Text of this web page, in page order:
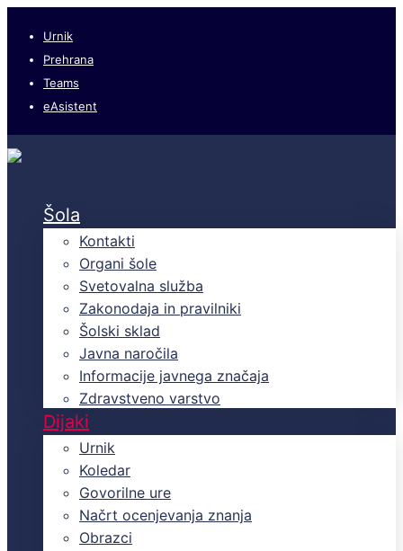
Urnik
Prehrana
Teams
eAsistent
Šola
Kontakti
Organi šole
Svetovalna služba
Zakonodaja in pravilniki
Šolski sklad
Javna naročila
Informacije javnega značaja
Zdravstveno varstvo
Dijaki
Urnik
Koledar
Govorilne ure
Načrt ocenjevanja znanja
Obrazci